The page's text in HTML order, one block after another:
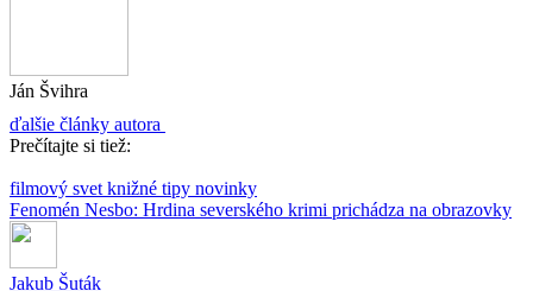
Ján Švihra
ďalšie články autora
Prečítajte si tiež:
filmový svetknižné tipy novinky
Fenomén Nesbo: Hrdina severského krimi prichádza na obrazovky
Jakub Šuták